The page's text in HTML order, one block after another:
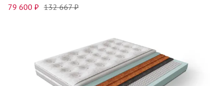
79 600 ₽ 132 667 ₽